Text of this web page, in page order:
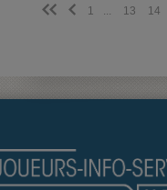
<< < 1 ... 13 14